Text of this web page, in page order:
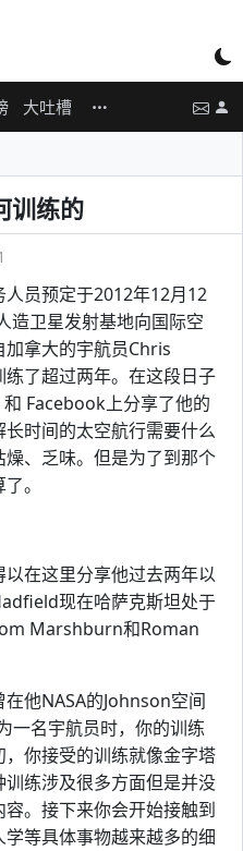
大吐槽
训练的
员预定于2012年12月12
造卫星发射基地向国际空
拿大的宇航员Chris
了超过两年。在这段日子
Facebook上分享了他的
时间的太空航行需要什么
、乏味。但是为了到那个
。
在这里分享他过去两年以
现在哈萨克斯坦处于
Marshburn和Roman
他NASA的Johnson空间
一名宇航员时，你的训练
你接受的训练就像金字塔
练涉及很多方面但是并没
。接下来你会开始接触到
等具体事物越来越多的细